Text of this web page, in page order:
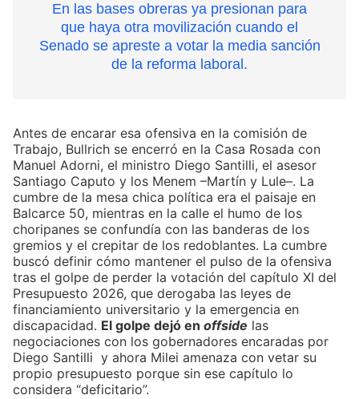
En las bases obreras ya presionan para
que haya otra movilización cuando el
Senado se apreste a votar la media sanción
de la reforma laboral.
Antes de encarar esa ofensiva en la comisión de
Trabajo, Bullrich se encerró en la Casa Rosada con
Manuel Adorni, el ministro Diego Santilli, el asesor
Santiago Caputo y los Menem –Martín y Lule–. La
cumbre de la mesa chica política era el paisaje en
Balcarce 50, mientras en la calle el humo de los
choripanes se confundía con las banderas de los
gremios y el crepitar de los redoblantes. La cumbre
buscó definir cómo mantener el pulso de la ofensiva
tras el golpe de perder la votación del capítulo XI del
Presupuesto 2026, que derogaba las leyes de
financiamiento universitario y la emergencia en
discapacidad. El golpe dejó en offside las
negociaciones con los gobernadores encaradas por
Diego Santilli y ahora Milei amenaza con vetar su
propio presupuesto porque sin ese capítulo lo
considera “deficitario”.